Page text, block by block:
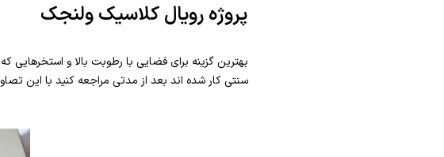
پروژه رویال کلاسیک ولنجک
بهترین گزینه برای فضایی با رطوبت بالا و استخرهایی
سنتی کار شده اند بعد از مدتی مراجعه کنید با این